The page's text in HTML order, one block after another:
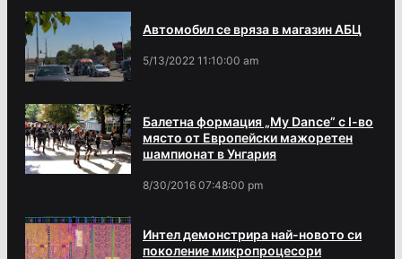
Автомобил се вряза в магазин АБЦ
5/13/2022 11:10:00 am
Балетна формация „My Dance” с І-во
място от Европейски мажоретен
шампионат в Унгария
8/30/2016 07:48:00 pm
Интел демонстрира най-новото си
поколение микропроцесори